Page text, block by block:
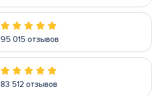
95 015 отзывов
83 512 отзывов